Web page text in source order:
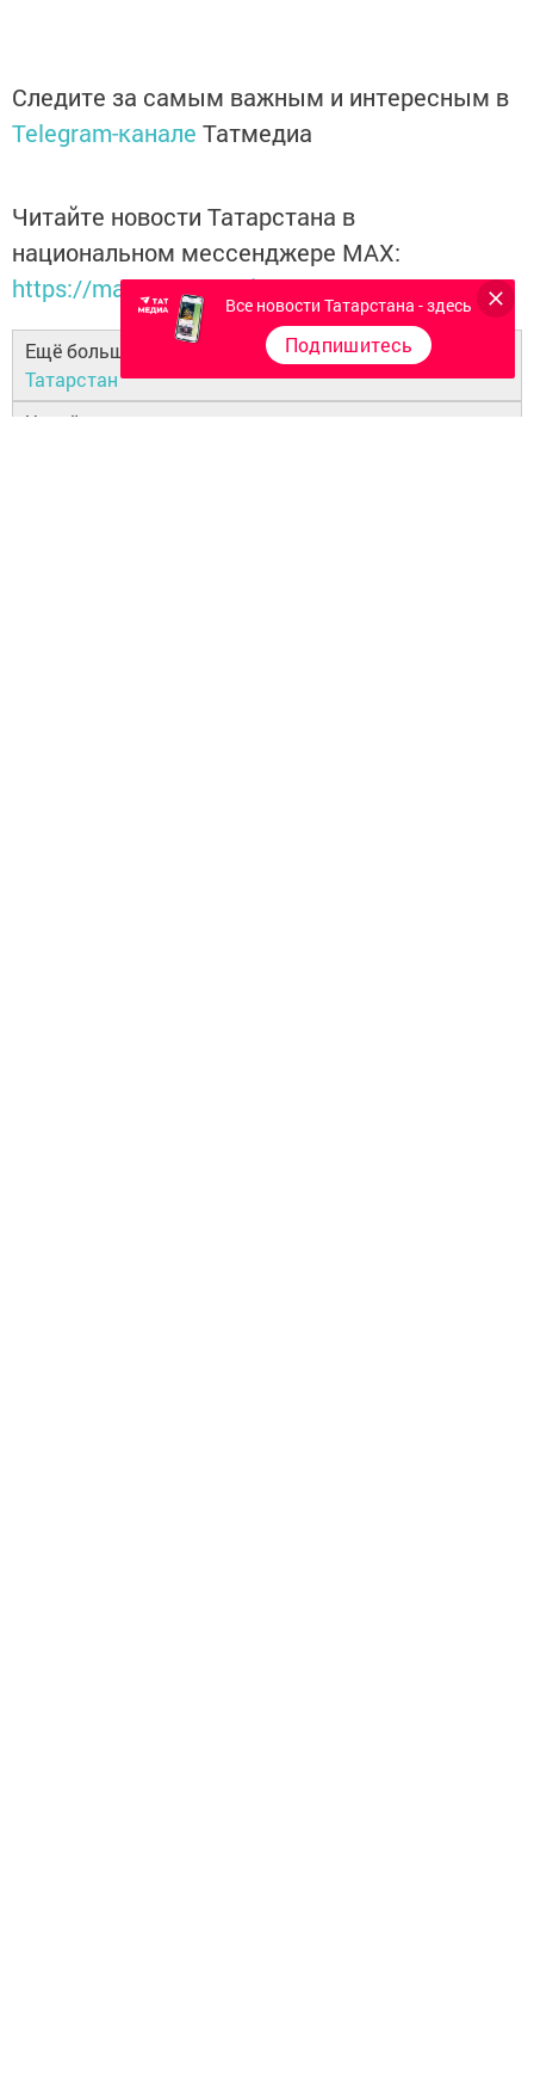
Следите за самым важным и интересным в
Telegram-канале Татмедиа
Читайте новости Татарстана в
национальном мессенджере MАХ:
https://max.ru/tatmedia
Ещё больше новостей в Telegram-каналеБугульма
Татарстан
Читайте наши новости в национальном
Все новости Татарстана - здесь
Подпишитесь